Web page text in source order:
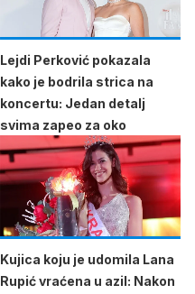
Lejdi Perković pokazala
kako je bodrila strica na
koncertu: Jedan detalj
svima zapeo za oko
Kujica koju je udomila Lana
Rupić vraćena u azil: Nakon